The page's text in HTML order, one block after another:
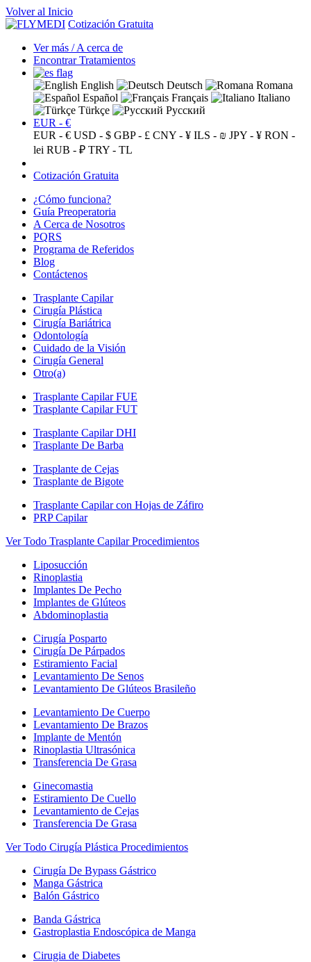
Volver al Inicio
Cotización Gratuita
Ver más / A cerca de
Encontrar Tratamientos
English Deutsch
Romana
Español
Français
Italiano
Türkçe
Русский
EUR - €
EUR - € USD - $ GBP - £ CNY - ¥ ILS - ₪ JPY - ¥ RON -
lei RUB - ₽ TRY - TL
Cotización Gratuita
¿Cómo funciona?
Guía Preoperatoria
A Cerca de Nosotros
PQRS
Programa de Referidos
Blog
Contáctenos
Trasplante Capilar
Cirugía Plástica
Cirugía Bariátrica
Odontología
Cuidado de la Visión
Cirugía General
Otro(a)
Trasplante Capilar FUE
Trasplante Capilar FUT
Trasplante Capilar DHI
Trasplante De Barba
Trasplante de Cejas
Trasplante de Bigote
Trasplante Capilar con Hojas de Záfiro
PRP Capilar
Ver Todo Trasplante Capilar Procedimientos
Liposucción
Rinoplastia
Implantes De Pecho
Implantes de Glúteos
Abdominoplastia
Cirugía Posparto
Cirugía De Párpados
Estiramiento Facial
Levantamiento De Senos
Levantamiento De Glúteos Brasileño
Levantamiento De Cuerpo
Levantamiento De Brazos
Implante de Mentón
Rinoplastia Ultrasónica
Transferencia De Grasa
Ginecomastia
Estiramiento De Cuello
Levantamiento de Cejas
Transferencia De Grasa
Ver Todo Cirugía Plástica Procedimientos
Cirugía De Bypass Gástrico
Manga Gástrica
Balón Gástrico
Banda Gástrica
Gastroplastia Endoscópica de Manga
Cirugia de Diabetes